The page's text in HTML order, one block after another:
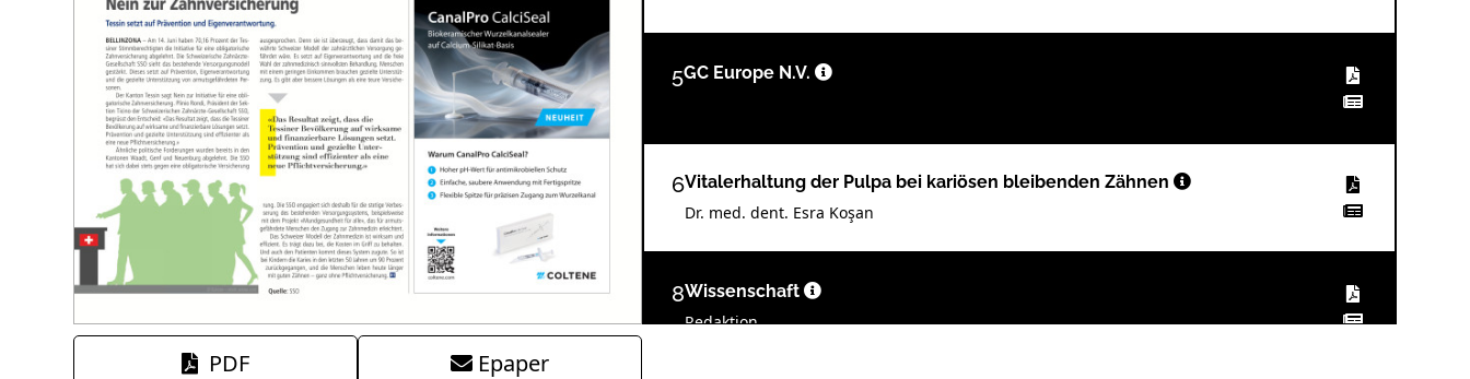
PDF
Epaper
5GC Europe N.V.
6Vitalerhaltung der Pulpa bei kariösen bleibenden Zähnen
Dr. med. dent. Esra Koşan
8Wissenschaft
Redaktion